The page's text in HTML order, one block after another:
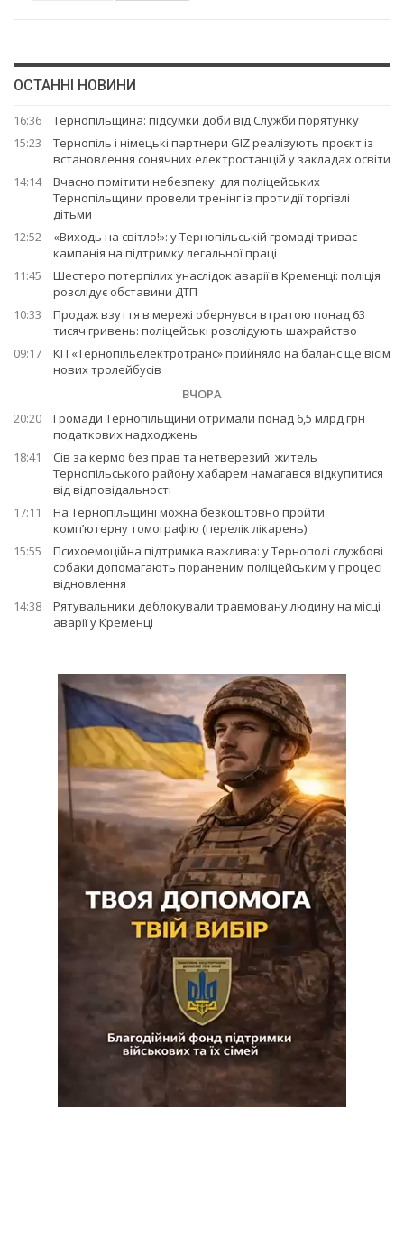
ОСТАННІ НОВИНИ
16:36
Тернопільщина: підсумки доби від Служби порятунку
15:23
Тернопіль і німецькі партнери GIZ реалізують проєкт із
встановлення сонячних електростанцій у закладах освіти
14:14
Вчасно помітити небезпеку: для поліцейських
Тернопільщини провели тренінг із протидії торгівлі
дітьми
12:52
«Виходь на світло!»: у Тернопільській громаді триває
кампанія на підтримку легальної праці
11:45
Шестеро потерпілих унаслідок аварії в Кременці: поліція
розслідує обставини ДТП
10:33
Продаж взуття в мережі обернувся втратою понад 63
тисяч гривень: поліцейські розслідують шахрайство
09:17
КП «Тернопільелектротранс» прийняло на баланс ще вісім
нових тролейбусів
ВЧОРА
20:20
Громади Тернопільщини отримали понад 6,5 млрд грн
податкових надходжень
18:41
Сів за кермо без прав та нетверезий: житель
Тернопільського району хабарем намагався відкупитися
від відповідальності
17:11
На Тернопільщині можна безкоштовно пройти
комп’ютерну томографію (перелік лікарень)
15:55
Психоемоційна підтримка важлива: у Тернополі службові
собаки допомагають пораненим поліцейським у процесі
відновлення
14:38
Рятувальники деблокували травмовану людину на місці
аварії у Кременці